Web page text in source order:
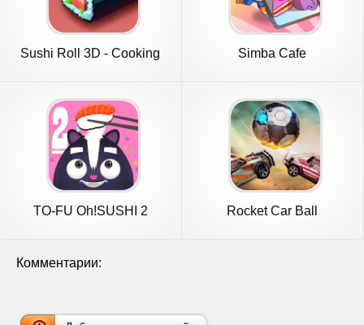
Sushi Roll 3D - Cooking
Simba Cafe
TO-FU Oh!SUSHI 2 Rocket Car Ball
Комментарии: